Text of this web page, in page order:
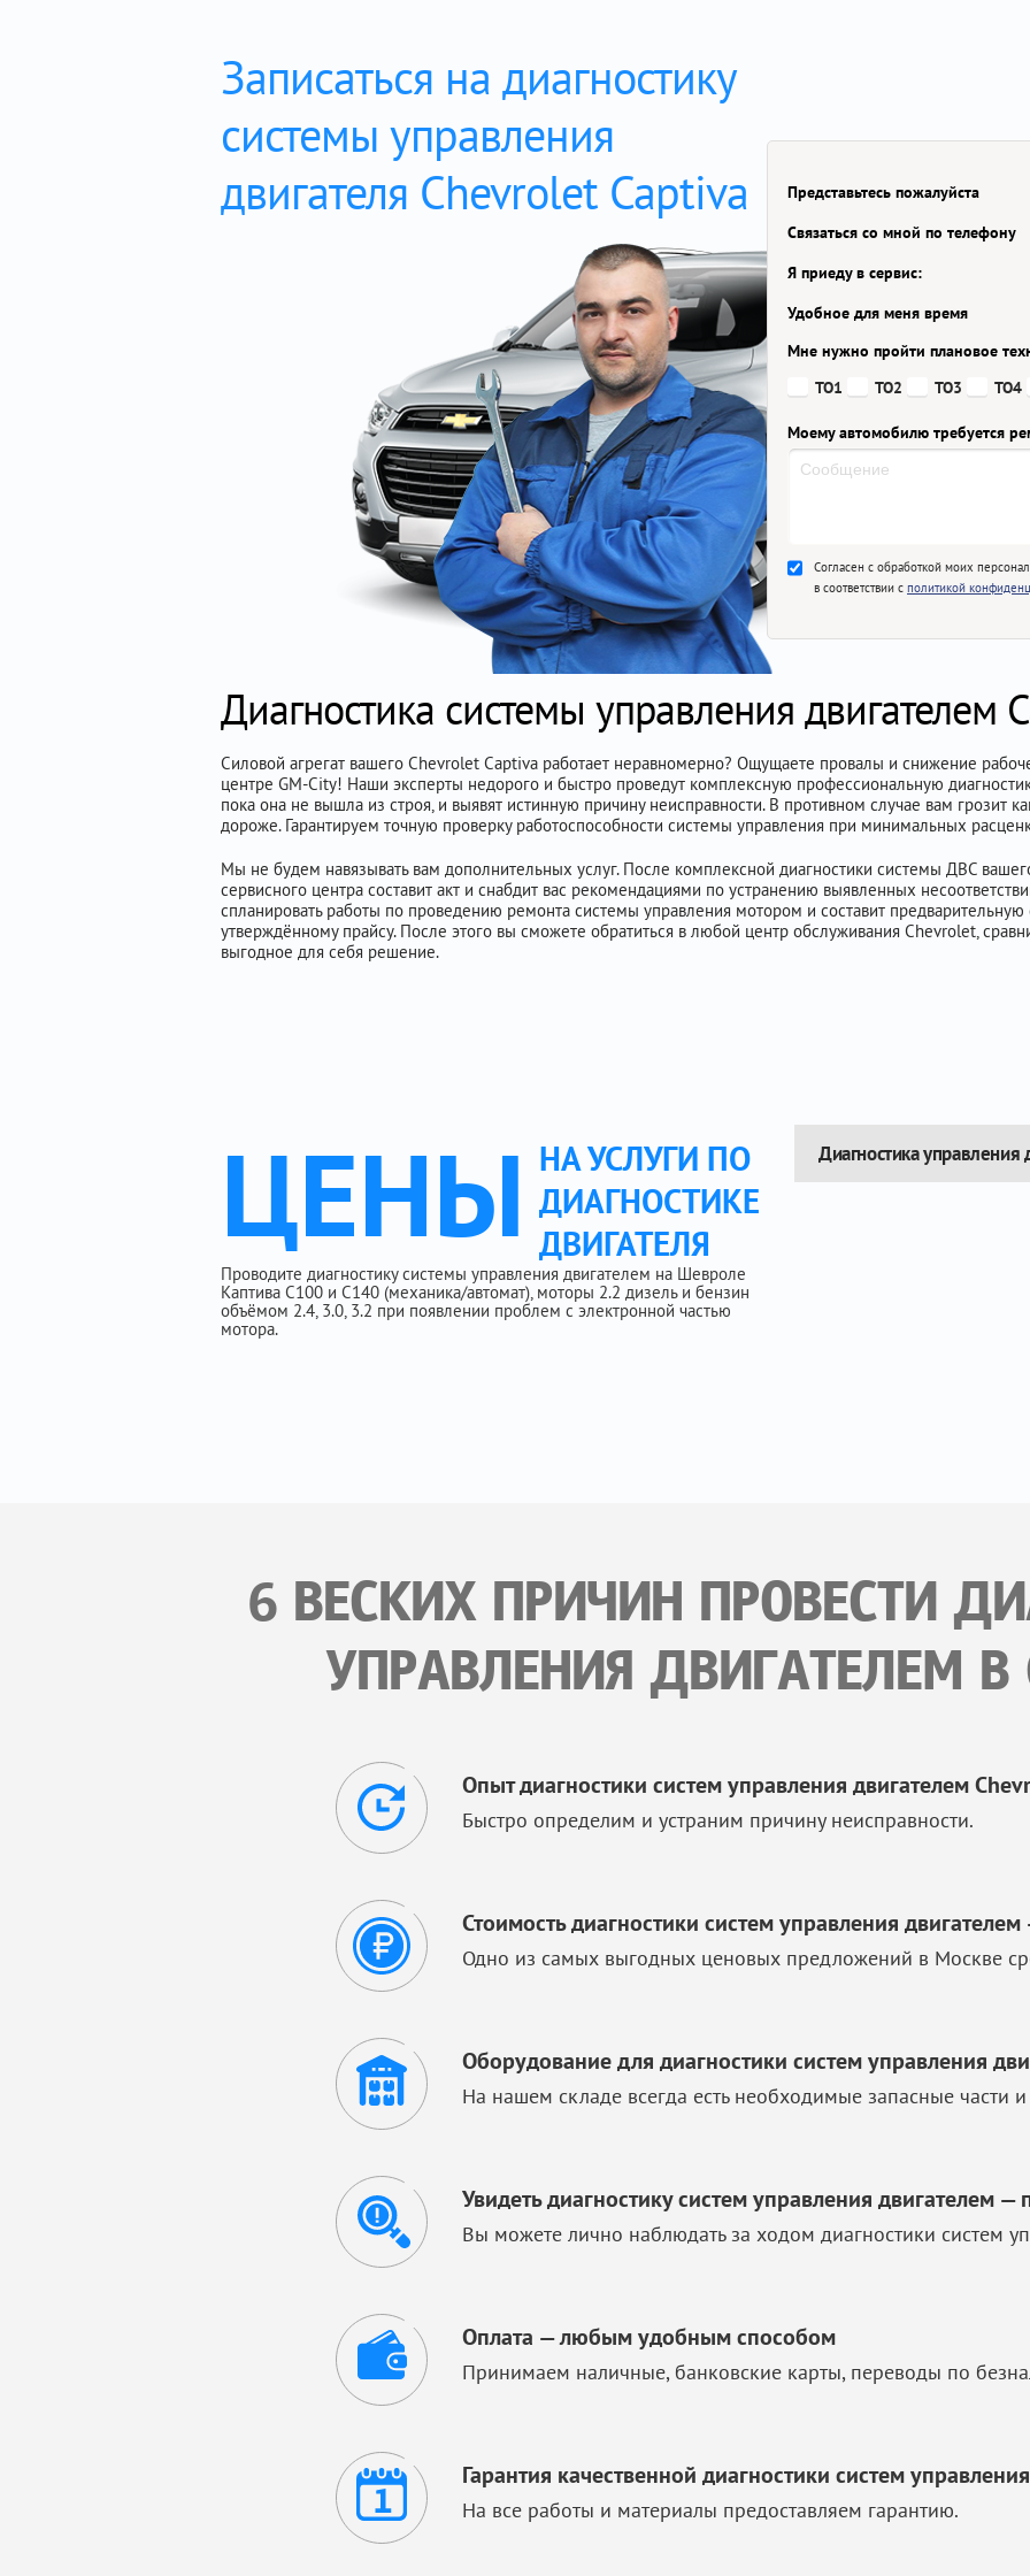
Записаться на диагностику
системы управления
двигателя Chevrolet Captiva
Представьтесь пожалуйста
Связаться со мной по телефону
Я приеду в сервис:
Удобное для меня время
Мне нужно пройти плановое
ТО1
ТО2 ТО3 ТО4
Моему автомобилю требуется
Согласен с обработкой моих
в соответствии с политикой
Диагностика системы управления двигателем
Силовой агрегат вашего Chevrolet Captiva работает неравномерно? Ощущаете провалы и снижение
центре GM-City! Наши эксперты недорого и быстро проведут комплексную профессиональную
пока она не вышла из строя, и выявят истинную причину неисправности. В противном случае вам грозит
дороже. Гарантируем точную проверку работоспособности системы управления при минимальных
Мы не будем навязывать вам дополнительных услуг. После комплексной диагностики системы ДВС
сервисного центра составит акт и снабдит вас рекомендациями по устранению выявленных
спланировать работы по проведению ремонта системы управления мотором и составит предварительную
утверждённому прайсу. После этого вы сможете обратиться в любой центр обслуживания Chevrolet,
выгодное для себя решение.
ЦЕНЫ НА УСЛУГИ ПО
ДИАГНОСТИКЕ
ДВИГАТЕЛЯ
Проводите диагностику системы управления двигателем на Шевроле
Каптива C100 и C140 (механика/автомат), моторы 2.2 дизель и бензин
объёмом 2.4, 3.0, 3.2 при появлении проблем с электронной частью
мотора.
Диагностика управления
6 ВЕСКИХ ПРИЧИН ПРОВЕСТИ
УПРАВЛЕНИЯ ДВИГАТЕЛЕМ В
Опыт диагностики систем управления двигателем
Быстро определим и устраним причину неисправности.
Стоимость диагностики систем управления
Одно из самых выгодных ценовых предложений в Москве
Оборудование для диагностики систем управления
На нашем складе всегда есть необходимые запасные части
Увидеть диагностику систем управления двигателем —
Вы можете лично наблюдать за ходом диагностики систем
Оплата — любым удобным способом
Принимаем наличные, банковские карты, переводы по
Гарантия качественной диагностики систем
На все работы и материалы предоставляем гарантию.